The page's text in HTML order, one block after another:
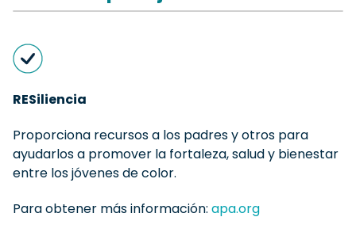
RESiliencia
Proporciona recursos a los padres y otros para
ayudarlos a promover la fortaleza, salud y bienestar
entre los jóvenes de color.
Para obtener más información: apa.org